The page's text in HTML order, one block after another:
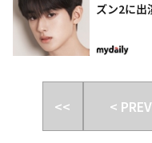
ズン2に
<< < PREV